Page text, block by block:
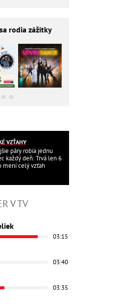
rodia zážitky
VZŤAHY
páry robia jednu
každý deň: Trvá len 6
mení celý vzťah
V TV
03:15
03:40
03:35